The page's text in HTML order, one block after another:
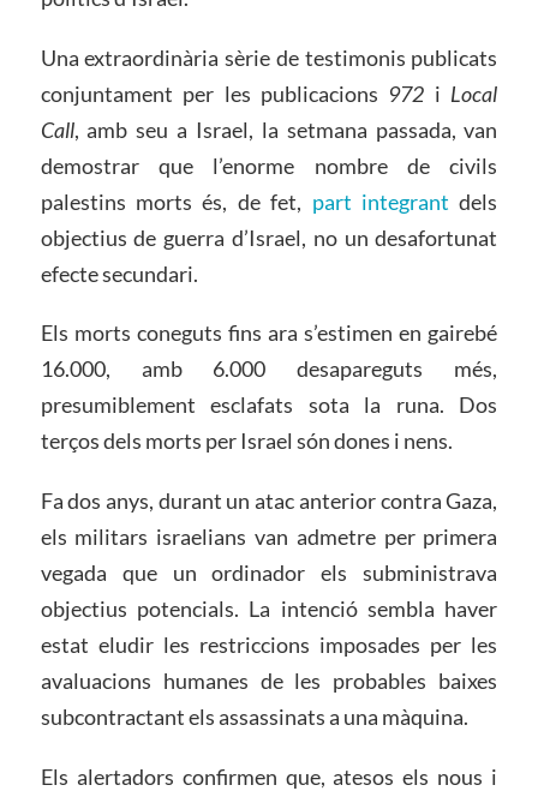
Una extraordinària sèrie de testimonis publicats
conjuntament per les publicacions 972 i Local
Call, amb seu a Israel, la setmana passada, van
demostrar que l’enorme nombre de civils
palestins morts és, de fet, part integrant dels
objectius de guerra d’Israel, no un desafortunat
efecte secundari.
Els morts coneguts fins ara s’estimen en gairebé
16.000, amb 6.000 desapareguts més,
presumiblement esclafats sota la runa. Dos
terços dels morts per Israel són dones i nens.
Fa dos anys, durant un atac anterior contra Gaza,
els militars israelians van admetre per primera
vegada que un ordinador els subministrava
objectius potencials. La intenció sembla haver
estat eludir les restriccions imposades per les
avaluacions humanes de les probables baixes
subcontractant els assassinats a una màquina.
Els alertadors confirmen que, atesos els nous i